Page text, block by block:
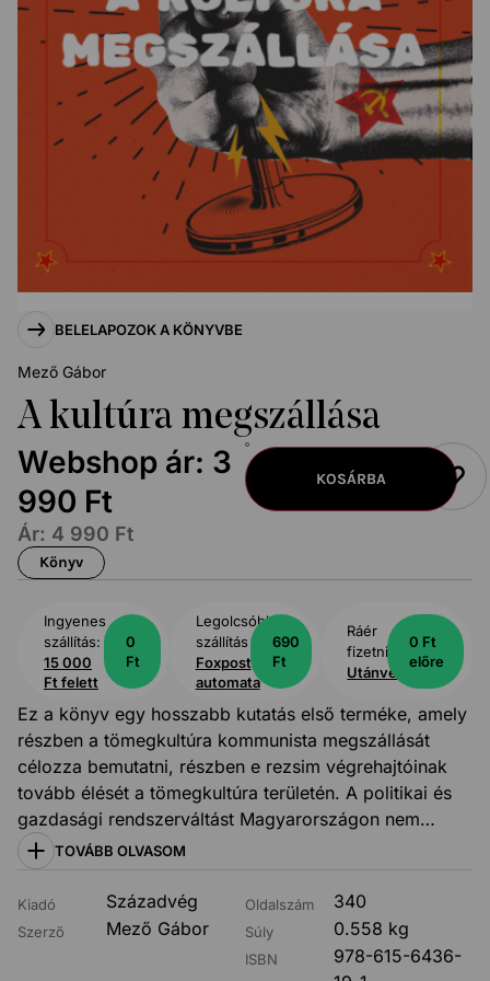
BELELAPOZOK A KÖNYVBE
Mező Gábor
A kultúra megszállása
Webshop ár: 3
990 Ft
Ár: 4 990 Ft
KOSÁRBA
Könyv
Ingyenes
szállítás:
15 000
Ft felett
0
Ft
Legolcsóbb
szállítás
Foxpost
automata
690
Ft
Ráér
fizetni:
Utánvét
0 Ft
előre
Ez a könyv egy hosszabb kutatás első terméke, amely
részben a tömegkultúra kommunista megszállását
célozza bemutatni, részben e rezsim végrehajtóinak
tovább élését a tömegkultúra területén. A politikai és
gazdasági rendszerváltást Magyarországon nem
kísérte a kulturális. A kötet három területről mutat meg
szereplőket; a könyvkiadás, a politikai humor és a
popzene világából. E szereplők egy részét kevésbé
ismeri a közönség, mert a háttérben maradtak, de
voltak közöttük jól ismertek is, mint Hofi, Komlós,
Bródy, Koncz Zsuzsa. A szerző a tőle megszokott
TOVÁBB OLVASOM
Kiadó Századvég
Szerző Mező Gábor
Oldalszám 340
Súly 0.558 kg
ISBN
978-615-6436-